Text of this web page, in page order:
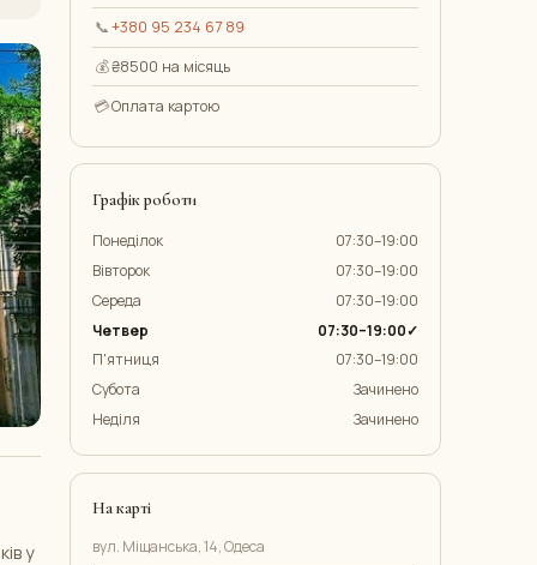
у
📞+380 95 234 67 89
💰₴8500 на місяць
💳Оплата картою
Графік роботи
Понеділок
07:30–19:00
Вівторок
07:30–19:00
Середа
07:30–19:00
Четвер
07:30–19:00✓
П'ятниця
07:30–19:00
Субота
Зачинено
Неділя
Зачинено
На карті
вул. Міщанська, 14, Одеса